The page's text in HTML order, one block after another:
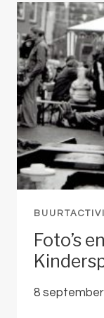
Foto’s
8 september